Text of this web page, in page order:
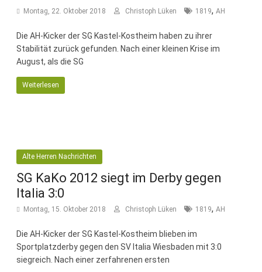
Montag, 22. Oktober 2018 Christoph Lüken 1819,AH
Die AH-Kicker der SG Kastel-Kostheim haben zu ihrer
Stabilität zurück gefunden. Nach einer kleinen Krise im
August, als die SG
Weiterlesen
Alte Herren Nachrichten
SG KaKo 2012 siegt im Derby gegen
Italia 3:0
Montag, 15. Oktober 2018 Christoph Lüken 1819,AH
Die AH-Kicker der SG Kastel-Kostheim blieben im
Sportplatzderby gegen den SV Italia Wiesbaden mit 3:0
siegreich. Nach einer zerfahrenen ersten